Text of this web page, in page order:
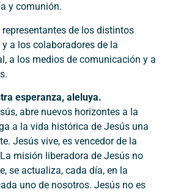
y comunión.
de los distintos
a los colaboradores de la
a los medios de comunicación y a
esperanza, aleluya.
abre nuevos horizontes a la
a la vida histórica de Jesús una
Jesús vive, es vencedor de la
misión liberadora de Jesús no
se actualiza, cada día, en la
uno de nosotros. Jesús no es